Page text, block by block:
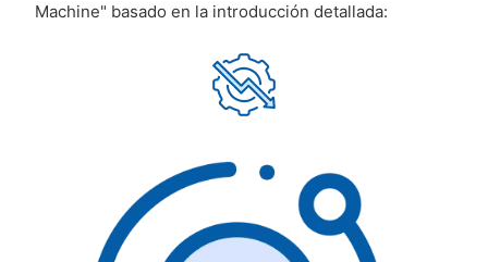
Machine" basado en la introducción detallada: